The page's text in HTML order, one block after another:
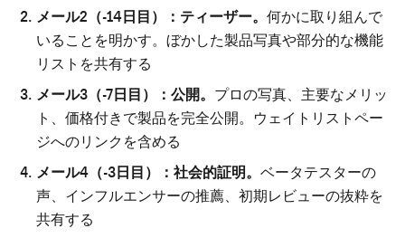
メール2（-14日目）：ティーザー。 何かに取り組んで
いることを明かす。ぼかした製品写真や部分的な機能
リストを共有する
メール3（-7日目）：公開。 プロの写真、主要なメリッ
ト、価格付きで製品を完全公開。ウェイトリストペー
ジへのリンクを含める
メール4（-3日目）：社会的証明。 ベータテスターの
声、インフルエンサーの推薦、初期レビューの抜粋を
共有する